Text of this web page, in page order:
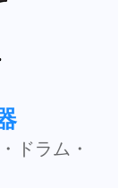
ドラム・